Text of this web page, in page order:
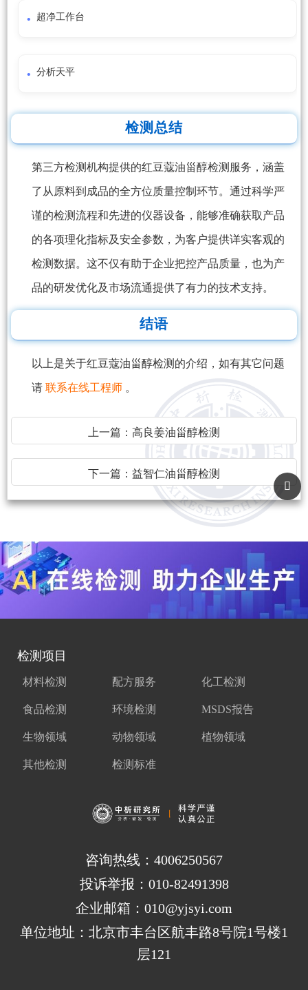
超净工作台
分析天平
检测总结
第三方检测机构提供的红豆蔻油甾醇检测服务，涵盖
了从原料到成品的全方位质量控制环节。通过科学严
谨的检测流程和先进的仪器设备，能够准确获取产品
的各项理化指标及安全参数，为客户提供详实客观的
检测数据。这不仅有助于企业把控产品质量，也为产
品的研发优化及市场流通提供了有力的技术支持。
结语
以上是关于红豆蔻油甾醇检测的介绍，如有其它问题
请 联系在线工程师 。
上一篇： 高良姜油甾醇检测
下一篇： 益智仁油甾醇检测
检测项目
材料检测 配方服务 化工检测
食品检测 环境检测 MSDS报告
生物领域 动物领域 植物领域
其他检测 检测标准
咨询热线：4006250567
投诉举报：010-82491398
企业邮箱：010@yjsyi.com
单位地址：北京市丰台区航丰路8号院1号楼1
层121